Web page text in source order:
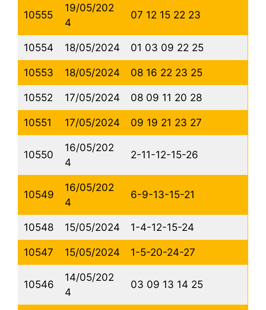
10555
19/05/202
4
07 12 15 22 23
10554 18/05/2024 01 03 09 22 25
10553 18/05/2024 08 16 22 23 25
10552 17/05/2024 08 09 11 20 28
10551 17/05/2024 09 19 21 23 27
10550
16/05/202
4
2-11-12-15-26
10549
16/05/202
4
6-9-13-15-21
10548 15/05/2024 1-4-12-15-24
10547 15/05/2024 1-5-20-24-27
10546
14/05/202
4
03 09 13 14 25